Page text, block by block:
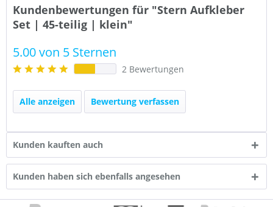
Kundenbewertungen für "Stern Aufkleber
Set | 45-teilig | klein"
5.00 von 5 Sternen
2 Bewertungen
Alle anzeigen Bewertung verfassen
Kunden kauften auch
Kunden haben sich ebenfalls angesehen